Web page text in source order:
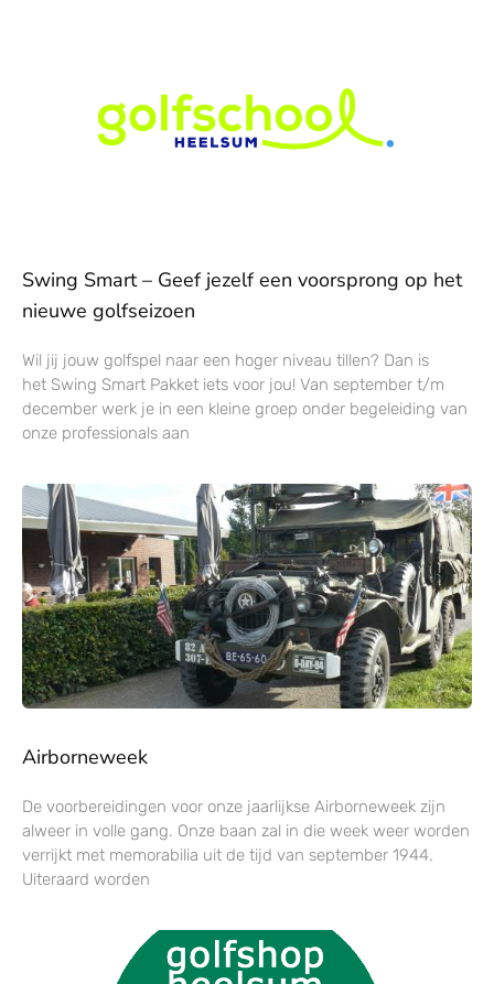
Swing Smart – Geef jezelf een voorsprong op het
nieuwe golfseizoen
Wil jij jouw golfspel naar een hoger niveau tillen? Dan is
het Swing Smart Pakket iets voor jou! Van september t/m
december werk je in een kleine groep onder begeleiding van
onze professionals aan
Airborneweek
De voorbereidingen voor onze jaarlijkse Airborneweek zijn
alweer in volle gang. Onze baan zal in die week weer worden
verrijkt met memorabilia uit de tijd van september 1944.
Uiteraard worden